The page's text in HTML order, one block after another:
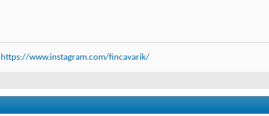
https://www.instagram.com/fincavarik/